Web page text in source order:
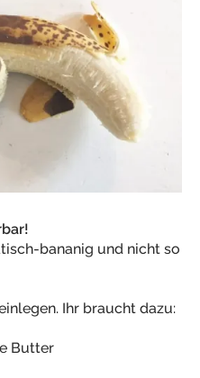
bananig und nicht so
Ihr braucht dazu:
Butter